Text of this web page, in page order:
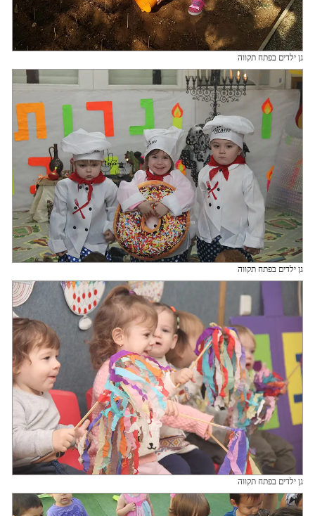
גן ילדים בפתח תקווה
גן ילדים בפתח תקווה
גן ילדים בפתח תקווה